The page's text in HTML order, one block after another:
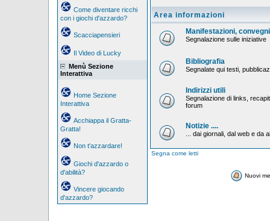
Come diventare ricchi
con i giochi d'azzardo?
Scacciapensieri
Il Video di Lucky
Menù Sezione
Interattiva
Home Sezione
Interattiva
Acchiappa il Gratta-
Gratta!
Non t'azzardare!
Giochi d'azzardo o
d'abilità?
Vincere giocando
d'azzardo?
Area informazioni
Manifestazioni,
Segnalazione sulle iniziative
Bibliografia
Segnalate qui testi,
Indirizzi utili
Segnalazione di links,
forum
Notizie ....
... dai giornali, dal web e da
Segna come letti
Nuovi